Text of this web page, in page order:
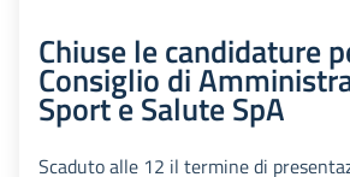
Chiuse le candidature
Consiglio di
Sport e Salute SpA
Scaduto alle 12 il termine di